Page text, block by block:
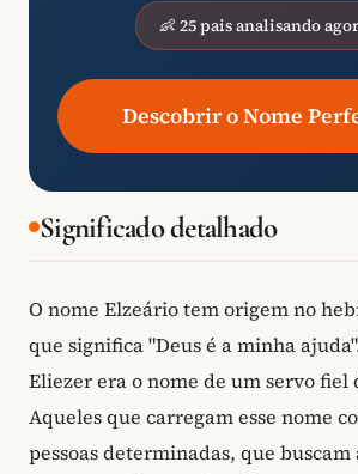
👶 25 pais analisando
Descobrir o Nome
Significado detalhado
O nome Elzeário tem origem no
que significa "Deus é a minha
Eliezer era o nome de um servo fiel
Aqueles que carregam esse nome
pessoas determinadas, que